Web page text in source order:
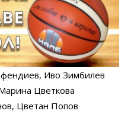
, Иво Зимбилев
Цветкова
, Цветан Попов